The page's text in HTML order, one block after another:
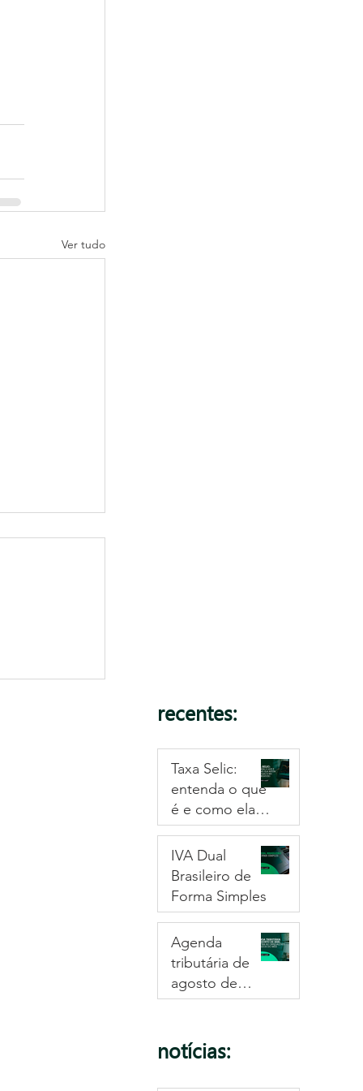
Ver tudo
recentes:
Taxa Selic:
entenda o que
é e como ela
afeta no bolso
e no seu
negócio
IVA Dual
Brasileiro de
Forma Simples
Agenda
tributária de
agosto de
2026: confira as
prazos do mês
notícias: